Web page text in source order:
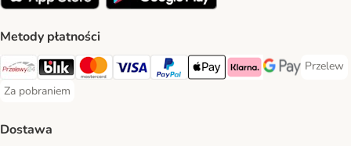
Metody płatności
Przelewy24 Payment Method
Blik Payment Method
MasterCard Payment Method
Visa Payment Method
PayPal Payment Method
Apple Pay Payment Method
Klarna Payment Method
Google Pay
Przelew
Przelew
Za pobraniem
Za pobraniem Payment Method
Dostawa